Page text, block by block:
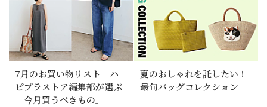
7月のお買い物リスト｜ハ
ピプラストア編集部が選ぶ
「今月買うべきもの」
夏のおしゃれを託したい！
最旬バッグコレクション